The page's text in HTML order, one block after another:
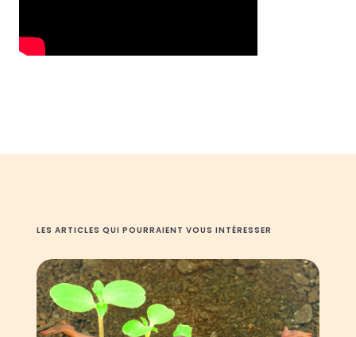
LES ARTICLES QUI POURRAIENT VOUS INTÉRESSER